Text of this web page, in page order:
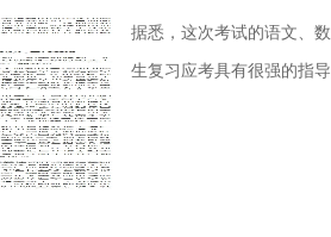
据悉，这次考试的语文、
生复习应考具有很强的指